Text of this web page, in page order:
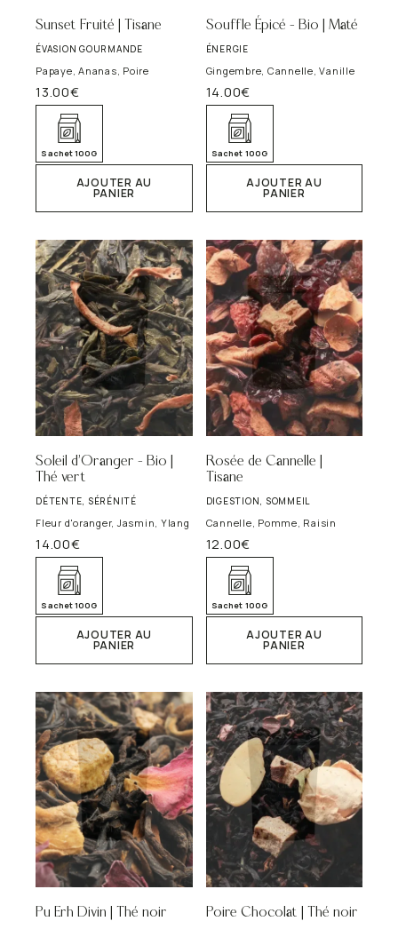
Sunset Fruité | Tisane
ÉVASION GOURMANDE
Papaye, Ananas, Poire
13.00€
Sachet 100G
AJOUTER AU
PANIER
Souffle Épicé – Bio | Maté
ÉNERGIE
Gingembre, Cannelle, Vanille
14.00€
Sachet 100G
AJOUTER AU
PANIER
Soleil d’Oranger – Bio |
Thé vert
DÉTENTE, SÉRÉNITÉ
Fleur d'oranger, Jasmin, Ylang
14.00€
Sachet 100G
AJOUTER AU
PANIER
Rosée de Cannelle |
Tisane
DIGESTION, SOMMEIL
Cannelle, Pomme, Raisin
12.00€
Sachet 100G
AJOUTER AU
PANIER
Pu Erh Divin | Thé noir Poire Chocolat | Thé noir